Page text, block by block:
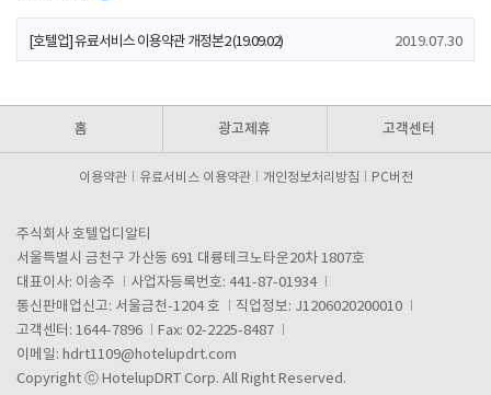
[호텔업] 유료서비스 이용약관 개정본2 (19.09.02) 2019.07.30
홈 광고제휴 고객센터
이용약관 유료서비스 이용약관 개인정보처리방침 PC버전
주식회사 호텔업디알티
서울특별시 금천구 가산동 691 대륭테크노타운20차 1807호
대표이사: 이송주
사업자등록번호: 441-87-01934
통신판매업신고: 서울금천-1204 호
직업정보: J1206020200010
고객센터: 1644-7896
Fax: 02-2225-8487
이메일: hdrt1109@hotelupdrt.com
Copyright ⓒ HotelupDRT Corp. All Right Reserved.